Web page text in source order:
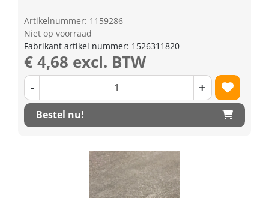
Artikelnummer: 1159286
Niet op voorraad
Fabrikant artikel nummer: 1526311820
€ 4,68 excl. BTW
- +
Bestel nu!